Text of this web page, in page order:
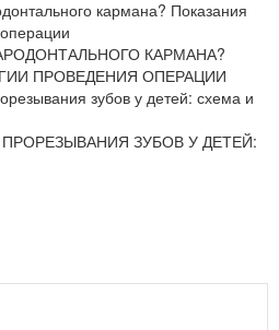
КАРМАНА?
ПРОВЕДЕНИЯ ОПЕРАЦИИ
ЗУБОВ У ДЕТЕЙ: